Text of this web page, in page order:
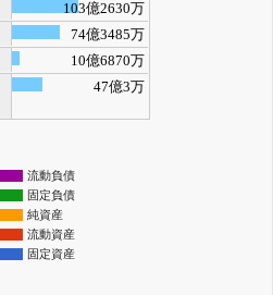
103億2630万
74億3485万
10億6870万
47億3万
流動負債
固定負債
純資産
流動資産
固定資産